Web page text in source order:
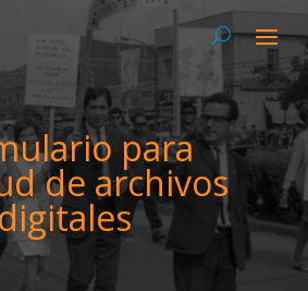
para
de archivos
digitales